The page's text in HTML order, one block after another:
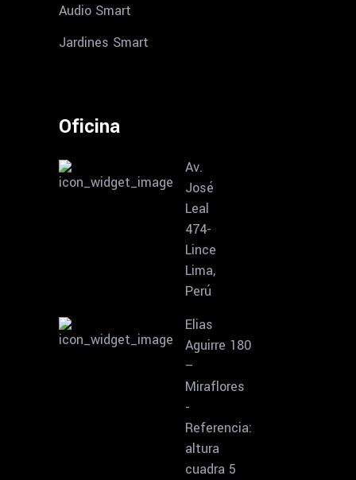
Audio Smart
Jardines Smart
Oficina
Av.
José
Leal
474-
Lince
Lima,
Perú
Elias
Aguirre 180
–
Miraflores
-
Referencia:
altura
cuadra 5